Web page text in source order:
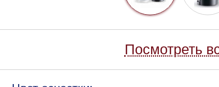
Посмотреть